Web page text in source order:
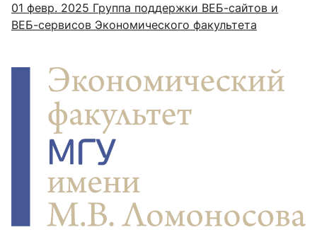
01 февр. 2025 Группа поддержки ВЕБ-сайтов и
ВЕБ-сервисов Экономического факультета